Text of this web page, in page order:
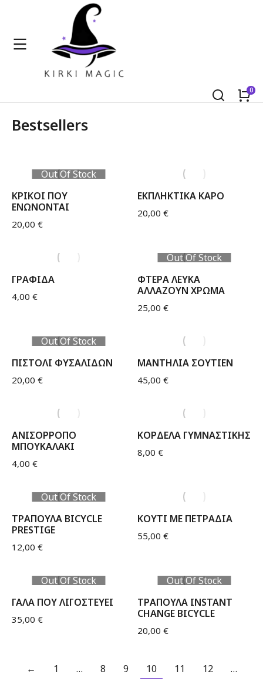
Bestsellers
Out Of Stock
ΚΡΙΚΟΙ ΠΟΥ
ΕΝΩΝΟΝΤΑΙ
20,00 €
ΕΚΠΛΗΚΤΙΚΑ ΚΑΡΟ
20,00 €
ΓΡΑΦΙΔΑ
4,00 €
Out Of Stock
ΦΤΕΡΑ ΛΕΥΚΑ
ΑΛΛΑΖΟΥΝ ΧΡΩΜΑ
25,00 €
Out Of Stock
ΠΙΣΤΟΛΙ ΦΥΣΑΛΙΔΩΝ
20,00 €
ΜΑΝΤΗΛΙΑ ΣΟΥΤΙΕΝ
45,00 €
ΑΝΙΣΟΡΡΟΠΟ
ΜΠΟΥΚΑΛΑΚΙ
4,00 €
ΚΟΡΔΕΛΑ ΓΥΜΝΑΣΤΙΚΗΣ
8,00 €
Out Of Stock
ΤΡΑΠΟΥΛΑ BICYCLE
PRESTIGE
12,00 €
ΚΟΥΤΙ ΜΕ ΠΕΤΡΑΔΙΑ
55,00 €
Out Of Stock
ΓΑΛΑ ΠΟΥ ΛΙΓΟΣΤΕΥΕΙ
35,00 €
Out Of Stock
ΤΡΑΠΟΥΛΑ INSTANT
CHANGE BICYCLE
20,00 €
← 1 … 8 9 10 11 12
…